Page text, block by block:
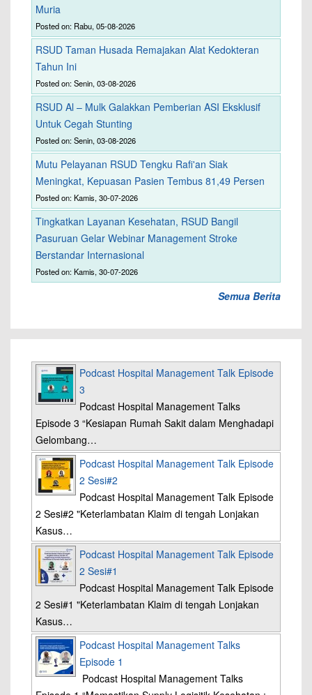
Muria
Posted on: Rabu, 05-08-2026
RSUD Taman Husada Remajakan Alat Kedokteran
Tahun Ini
Posted on: Senin, 03-08-2026
RSUD Al – Mulk Galakkan Pemberian ASI Eksklusif
Untuk Cegah Stunting
Posted on: Senin, 03-08-2026
Mutu Pelayanan RSUD Tengku Rafi'an Siak
Meningkat, Kepuasan Pasien Tembus 81,49 Persen
Posted on: Kamis, 30-07-2026
Tingkatkan Layanan Kesehatan, RSUD Bangil
Pasuruan Gelar Webinar Management Stroke
Berstandar Internasional
Posted on: Kamis, 30-07-2026
Semua Berita
Podcast Hospital Management Talk Episode
3
Podcast Hospital Management Talks
Episode 3 “Kesiapan Rumah Sakit dalam Menghadapi
Gelombang…
Podcast Hospital Management Talk Episode
2 Sesi#2
Podcast Hospital Management Talk Episode
2 Sesi#2 "Keterlambatan Klaim di tengah Lonjakan
Kasus…
Podcast Hospital Management Talk Episode
2 Sesi#1
Podcast Hospital Management Talk Episode
2 Sesi#1 "Keterlambatan Klaim di tengah Lonjakan
Kasus…
Podcast Hospital Management Talks
Episode 1
Podcast Hospital Management Talks